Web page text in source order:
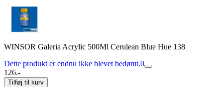
WINSOR Galeria Acrylic 500Ml Cerulean Blue Hue 138
Dette produkt er endnu ikke blevet bedømt.0
126.-
Tilføj til kurv